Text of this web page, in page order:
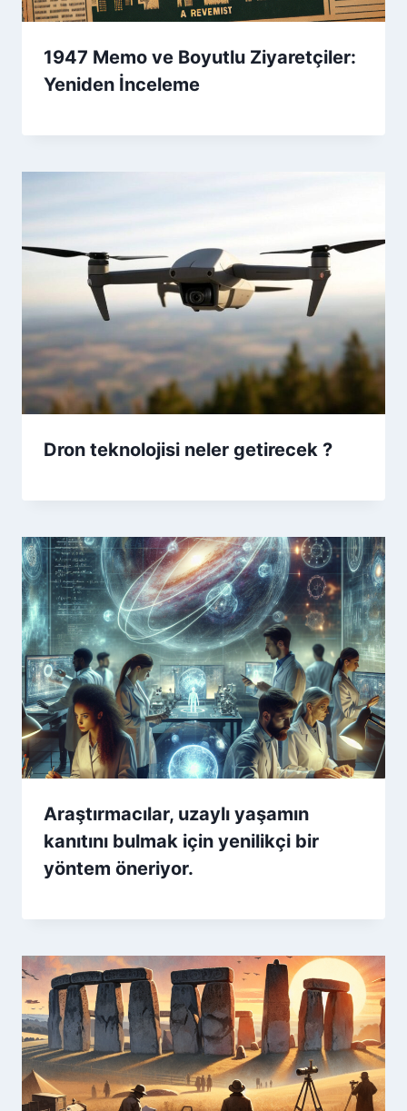
1947 Memo ve Boyutlu Ziyaretçiler:
Yeniden İnceleme
Dron teknolojisi neler getirecek ?
Araştırmacılar, uzaylı yaşamın
kanıtını bulmak için yenilikçi bir
yöntem öneriyor.